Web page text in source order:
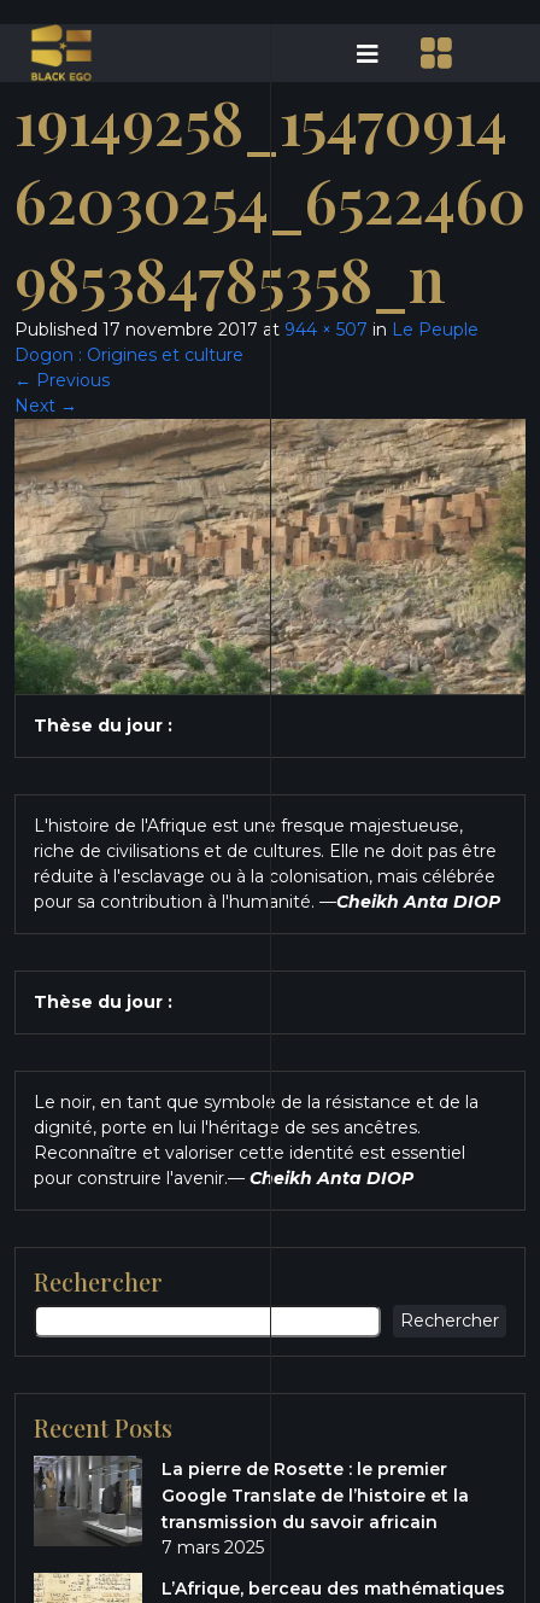
19149258_15470914
62030254_6522460
985384785358_n
Published 17 novembre 2017 at 944 × 507 in Le Peuple
Dogon : Origines et culture
← Previous
Next →
Thèse du jour :
L'histoire de l'Afrique est une fresque majestueuse,
riche de civilisations et de cultures. Elle ne doit pas être
réduite à l'esclavage ou à la colonisation, mais célébrée
pour sa contribution à l'humanité. —Cheikh Anta DIOP
Thèse du jour :
Le noir, en tant que symbole de la résistance et de la
dignité, porte en lui l'héritage de ses ancêtres.
Reconnaître et valoriser cette identité est essentiel
pour construire l'avenir.— Cheikh Anta DIOP
Rechercher
Rechercher
Recent Posts
La pierre de Rosette : le premier
Google Translate de l’histoire et la
transmission du savoir africain
7 mars 2025
L’Afrique, berceau des mathématiques